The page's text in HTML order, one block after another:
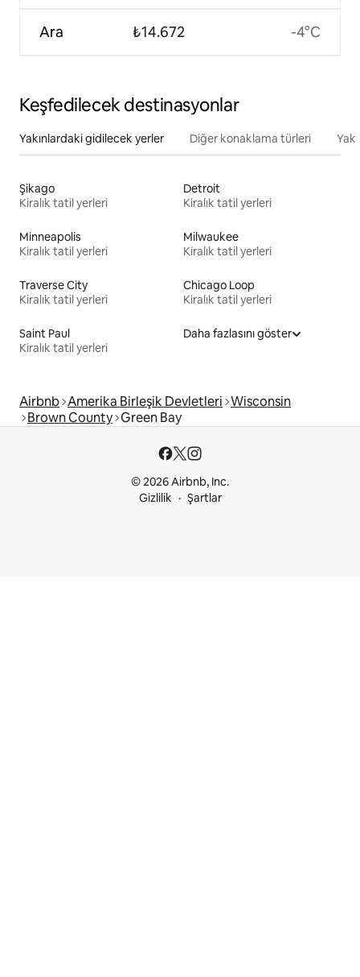
Ara ₺14.672 -4°C
Keşfedilecek destinasyonlar
Yakınlardaki gidilecek yerler Diğer konaklama türleri
Şikago
Kiralık tatil yerleri
Detroit
Kiralık tatil yerleri
Minneapolis
Kiralık tatil yerleri
Milwaukee
Kiralık tatil yerleri
Traverse City
Kiralık tatil yerleri
Chicago Loop
Kiralık tatil yerleri
Saint Paul
Kiralık tatil yerleri
Daha fazlasını göster
Airbnb Amerika Birleşik Devletleri Wisconsin
Brown County Green Bay
© 2026 Airbnb, Inc.
Gizlilik
Şartlar